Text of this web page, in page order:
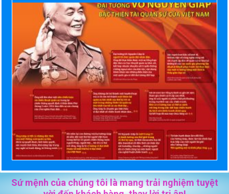
Sứ mệnh của chúng tôi là mang trải nghiệm tuyệt